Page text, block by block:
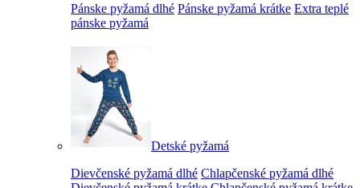
Pánske pyžamá dlhé Pánske pyžamá krátke Extra teplé
pánske pyžamá
Detské pyžamá
Dievčenské pyžamá dlhé Chlapčenské pyžamá dlhé